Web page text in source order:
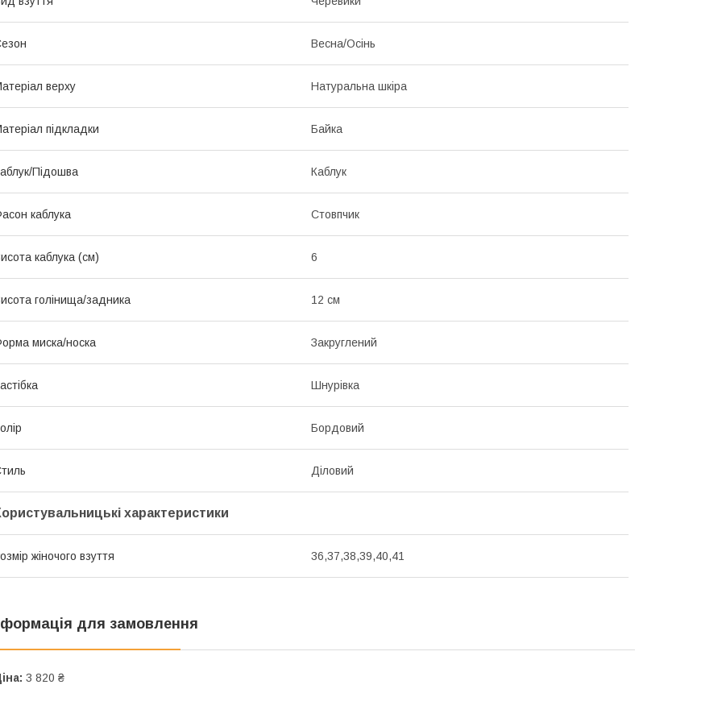
Весна/Осінь
верху Натуральна шкіра
підкладки Байка
Підошва Каблук
каблука Стовпчик
каблука (см) 6
голінища/задника 12 см
миска/носка Закруглений
Шнурівка
Бордовий
Діловий
характеристики
жіночого взуття 36,37,38,39,40,41
для замовлення
3 820 ₴